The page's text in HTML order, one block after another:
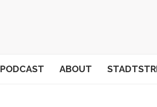
PODCAST ABOUT